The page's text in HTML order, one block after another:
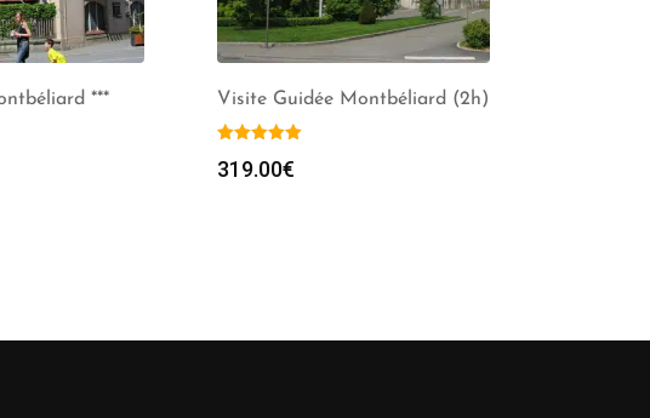
***
Visite Guidée Montbéliard (2h)
319.00€